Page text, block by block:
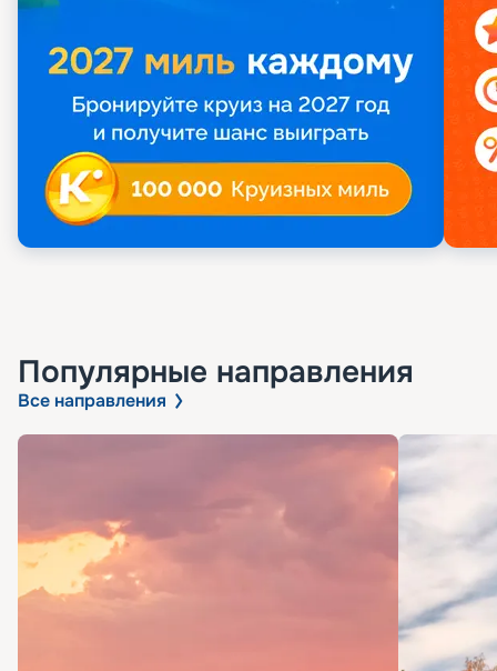
Популярные направления
Все направления